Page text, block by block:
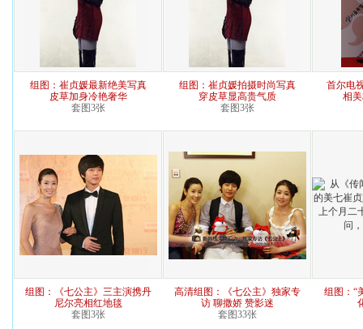
组图：崔贞媛最新绝美写真
皮草加身冷艳奢华
套图3张
组图：崔贞媛拍摄时尚写真
穿皮草显高贵气质
套图3张
首尔电
相
组图：《七公主》三主演携丹
尼尔亮相红地毯
套图3张
高清组图：《七公主》独家专
访 聊撒娇 赞影迷
套图33张
组图：“